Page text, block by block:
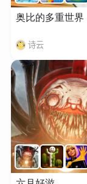
奥比的多重世界
诗云